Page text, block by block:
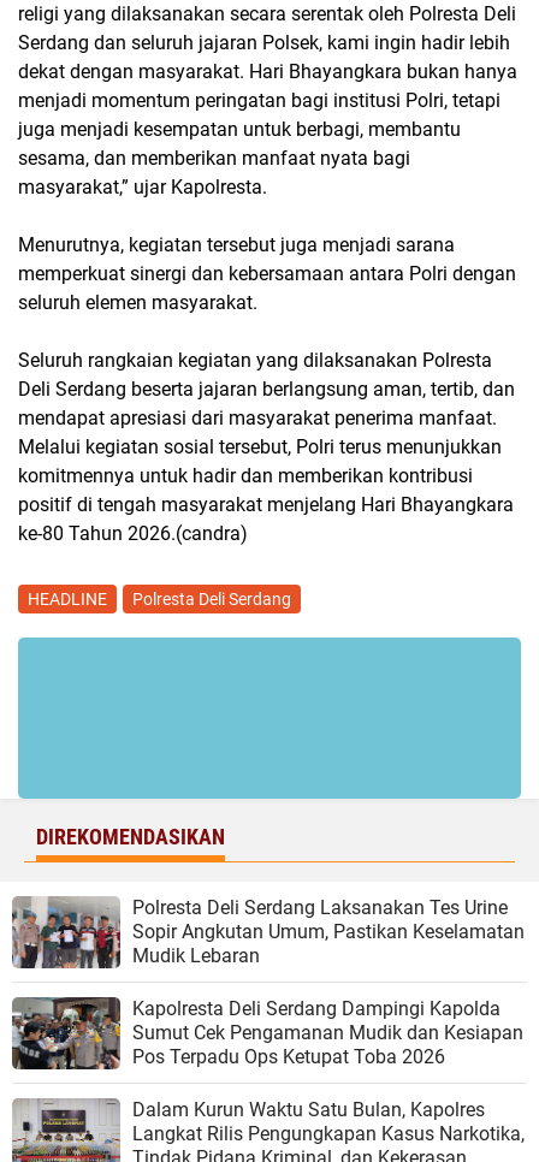
religi yang dilaksanakan secara serentak oleh Polresta Deli
Serdang dan seluruh jajaran Polsek, kami ingin hadir lebih
dekat dengan masyarakat. Hari Bhayangkara bukan hanya
menjadi momentum peringatan bagi institusi Polri, tetapi
juga menjadi kesempatan untuk berbagi, membantu
sesama, dan memberikan manfaat nyata bagi
masyarakat,” ujar Kapolresta.
Menurutnya, kegiatan tersebut juga menjadi sarana
memperkuat sinergi dan kebersamaan antara Polri dengan
seluruh elemen masyarakat.
Seluruh rangkaian kegiatan yang dilaksanakan Polresta
Deli Serdang beserta jajaran berlangsung aman, tertib, dan
mendapat apresiasi dari masyarakat penerima manfaat.
Melalui kegiatan sosial tersebut, Polri terus menunjukkan
komitmennya untuk hadir dan memberikan kontribusi
positif di tengah masyarakat menjelang Hari Bhayangkara
ke-80 Tahun 2026.(candra)
HEADLINE Polresta Deli Serdang
DIREKOMENDASIKAN
Polresta Deli Serdang Laksanakan Tes Urine
Sopir Angkutan Umum, Pastikan Keselamatan
Mudik Lebaran
Kapolresta Deli Serdang Dampingi Kapolda
Sumut Cek Pengamanan Mudik dan Kesiapan
Pos Terpadu Ops Ketupat Toba 2026
Dalam Kurun Waktu Satu Bulan, Kapolres
Langkat Rilis Pengungkapan Kasus Narkotika,